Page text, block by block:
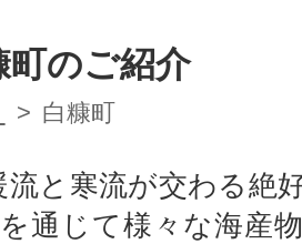
町のご紹介
白糠町
流と寒流が交わる絶
通じて様々な海産